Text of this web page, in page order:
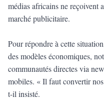
médias africains ne reçoivent
marché publicitaire.
Pour répondre à cette
des modèles économiques,
communautés directes via
mobiles. « Il faut convertir
t-il insisté.